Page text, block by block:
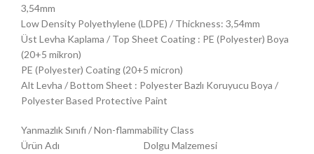
3,54mm
Low Density Polyethylene (LDPE) / Thickness: 3,54mm
Üst Levha Kaplama / Top Sheet Coating : PE (Polyester) Boya
(20+5 mikron)
PE (Polyester) Coating (20+5 micron)
Alt Levha / Bottom Sheet : Polyester Bazlı Koruyucu Boya /
Polyester Based Protective Paint
Yanmazlık Sınıfı / Non-flammability Class
Ürün Adı Dolgu Malzemesi